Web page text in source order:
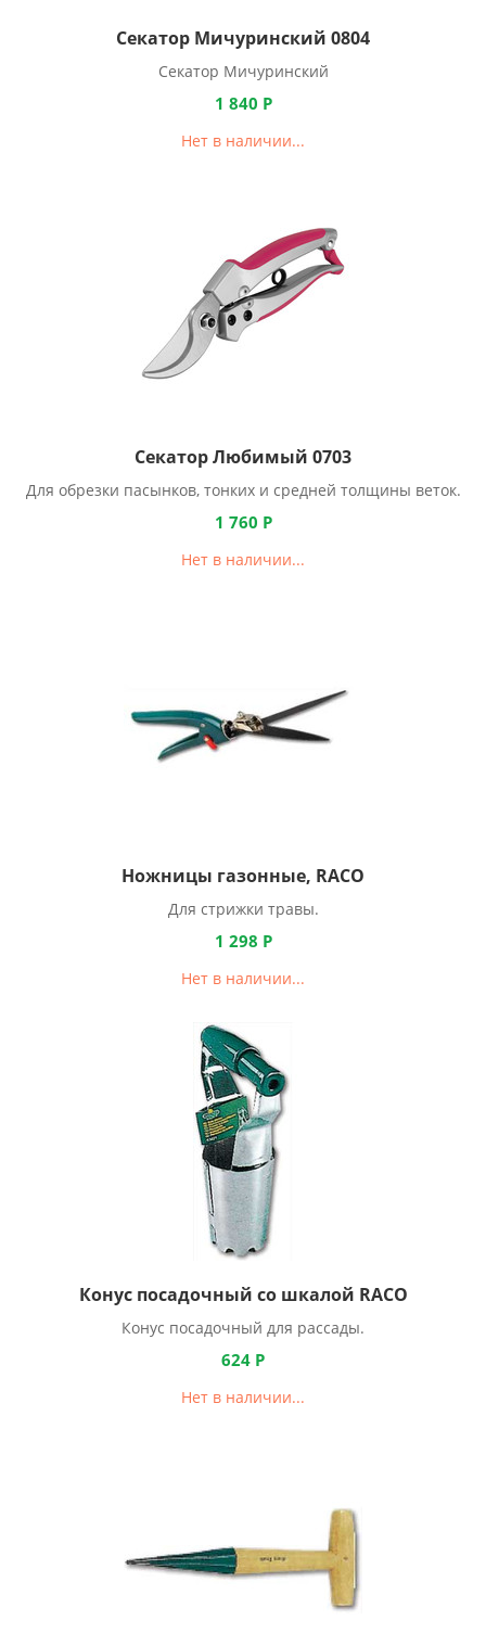
Секатор Мичуринский 0804
Секатор Мичуринский
1 840 Р
Нет в наличии...
Секатор Любимый 0703
Для обрезки пасынков, тонких и средней толщины веток.
1 760 Р
Нет в наличии...
Ножницы газонные, RACO
Для стрижки травы.
1 298 Р
Нет в наличии...
Конус посадочный со шкалой RACO
Конус посадочный для рассады.
624 Р
Нет в наличии...